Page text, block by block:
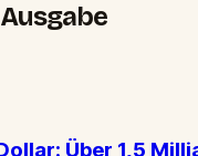
Über 1,5